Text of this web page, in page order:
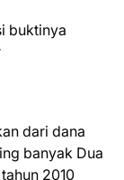
buktinya
dari dana
banyak Dua
2010